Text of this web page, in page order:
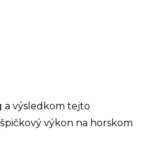
a výsledkom tejto
výkon na horskom